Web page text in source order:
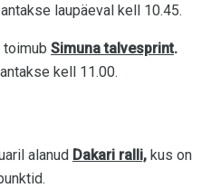
laupäeval kell 10.45.
toimub Simuna talvesprint.
kell 11.00.
alanud Dakari ralli, kus on